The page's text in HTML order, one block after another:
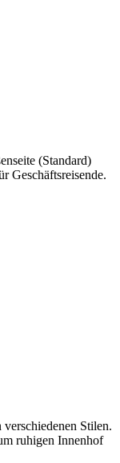
(Standard)
Geschäftsreisende.
Stilen.
ruhigen Innenhof